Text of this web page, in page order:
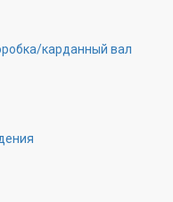
карданный вал